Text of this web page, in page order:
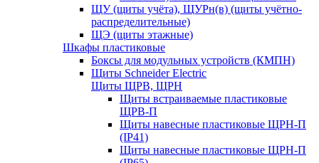
ЩУ (щиты учёта), ЩУРн(в) (щиты учётно-
распределительные)
ЩЭ (щиты этажные)
Шкафы пластиковые
Боксы для модульных устройств (КМПН)
Щиты Schneider Electric
Щиты ЩРВ, ЩРН
Щиты встраиваемые пластиковые
ЩРВ-П
Щиты навесные пластиковые ЩРН-П
(IP41)
Щиты навесные пластиковые ЩРН-П